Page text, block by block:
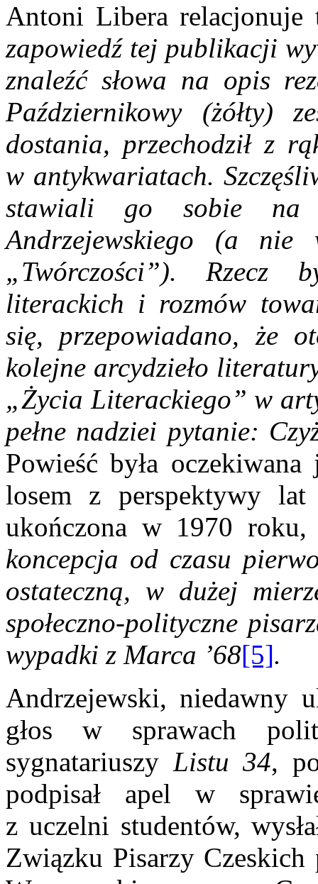
Antoni Libera relacjonuje
zapowiedź tej publikacji
znaleźć słowa na opis
Październikowy (żółty)
dostania, przechodził z
w antykwariatach.
stawiali go sobie na
Andrzejewskiego (a nie
„Twórczości”). Rzecz
literackich i rozmów
się, przepowiadano, że
kolejne arcydzieło
„Życia Literackiego” w
pełne nadziei pytanie:
Powieść była
losem z perspektywy lat
ukończona w 1970
koncepcja od czasu
ostateczną, w dużej
społeczno-polityczne
wypadki z Marca ’68[5].
Andrzejewski, niedawny
głos w sprawach
sygnatariuszy Listu 34,
podpisał apel w
z uczelni studentów,
Związku Pisarzy